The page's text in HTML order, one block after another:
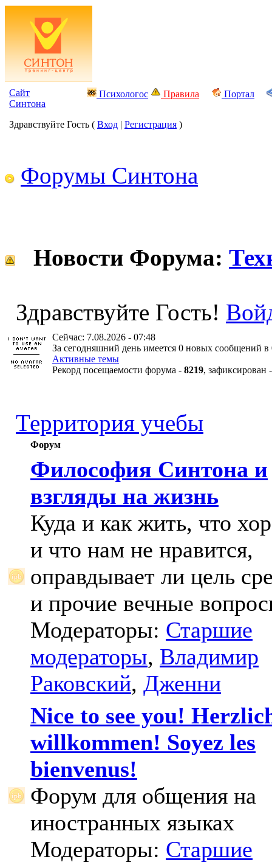
Сайт
Синтона
Психологос Правила Портал
Здравствуйте Гость ( Вход | Регистрация )
Форумы Синтона
Новости Форума:
Здравствуйте Гость!
Сейчас: 7.08.2026 - 07:48
За сегодняшний день имеется 0 новых сообщений в
Активные темы
Рекорд посещаемости форума - 8219, зафиксирован
Территория учебы
Форум
Философия Синтона и
взгляды на жизнь
Куда и как жить, что
и что нам не нравится,
оправдывает ли цель
и прочие вечные
Модераторы: Старшие
модераторы, Владимир
Раковский, Дженни
Nice to see you!
willkommen! Soyez les
bienvenus!
Форум для общения на
иностранных языках
Модераторы: Старшие